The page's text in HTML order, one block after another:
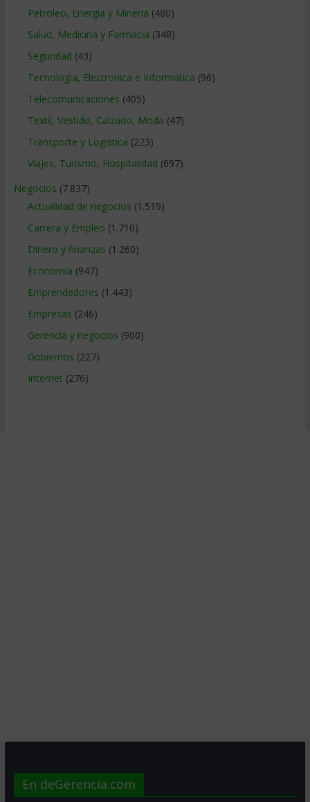
Petroleo, Energia y Mineria (480)
Salud, Medicina y Farmacia (348)
Seguridad (43)
Tecnologia, Electronica e Informatica (96)
Telecomunicaciones (405)
Textil, Vestido, Calzado, Moda (47)
Transporte y Logistica (223)
Viajes, Turismo, Hospitalidad (697)
Negocios (7.837)
Actualidad de negocios (1.519)
Carrera y Empleo (1.710)
Dinero y finanzas (1.260)
Economía (947)
Emprendedores (1.443)
Empresas (246)
Gerencia y negocios (900)
Gobiernos (227)
Internet (276)
En deGerencia.com